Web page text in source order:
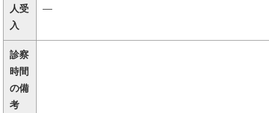
人受
入
―
診察
時間
の備
考